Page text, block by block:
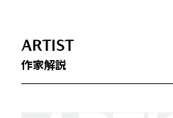
ARTIST
作家解説